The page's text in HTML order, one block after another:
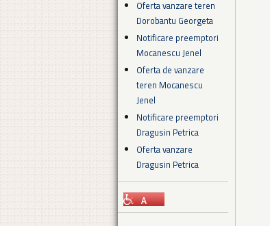
Oferta vanzare teren
Dorobantu Georgeta
Notificare preemptori
Mocanescu Jenel
Oferta de vanzare
teren Mocanescu
Jenel
Notificare preemptori
Dragusin Petrica
Oferta vanzare
Dragusin Petrica